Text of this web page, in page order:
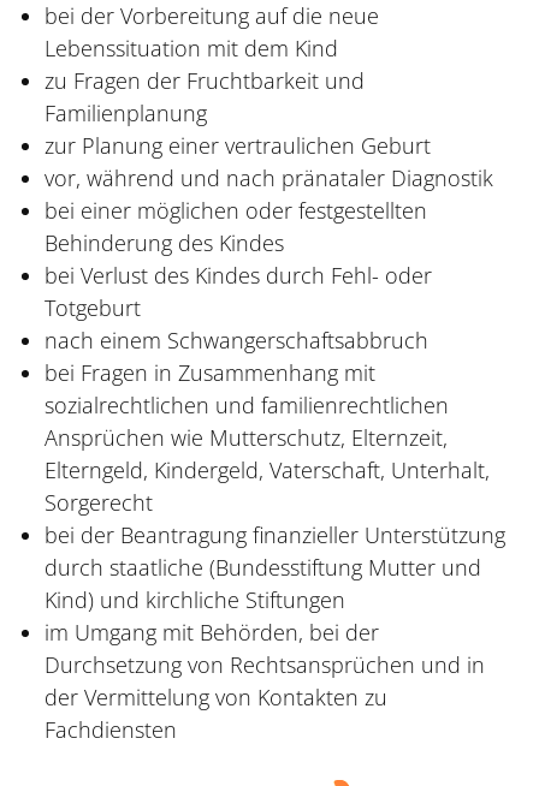
bei der Vorbereitung auf die neue
Lebenssituation mit dem Kind
zu Fragen der Fruchtbarkeit und
Familienplanung
zur Planung einer vertraulichen Geburt
vor, während und nach pränataler Diagnostik
bei einer möglichen oder festgestellten
Behinderung des Kindes
bei Verlust des Kindes durch Fehl- oder
Totgeburt
nach einem Schwangerschaftsabbruch
bei Fragen in Zusammenhang mit
sozialrechtlichen und familienrechtlichen
Ansprüchen wie Mutterschutz, Elternzeit,
Elterngeld, Kindergeld, Vaterschaft, Unterhalt,
Sorgerecht
bei der Beantragung finanzieller Unterstützung
durch staatliche (Bundesstiftung Mutter und
Kind) und kirchliche Stiftungen
im Umgang mit Behörden, bei der
Durchsetzung von Rechtsansprüchen und in
der Vermittelung von Kontakten zu
Fachdiensten